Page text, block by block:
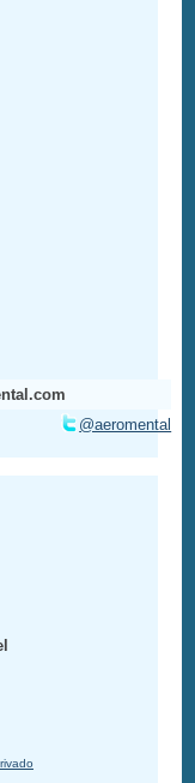
@aeromental